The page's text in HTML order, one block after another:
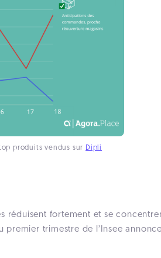
produits vendus sur Dipli
réduisent fortement et se
trimestre de l’Insee